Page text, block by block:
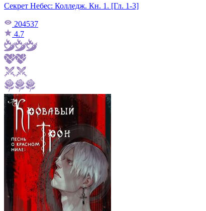
Секрет Небес: Колледж. Кн. 1. [Гл. 1-3]
204537
4.7